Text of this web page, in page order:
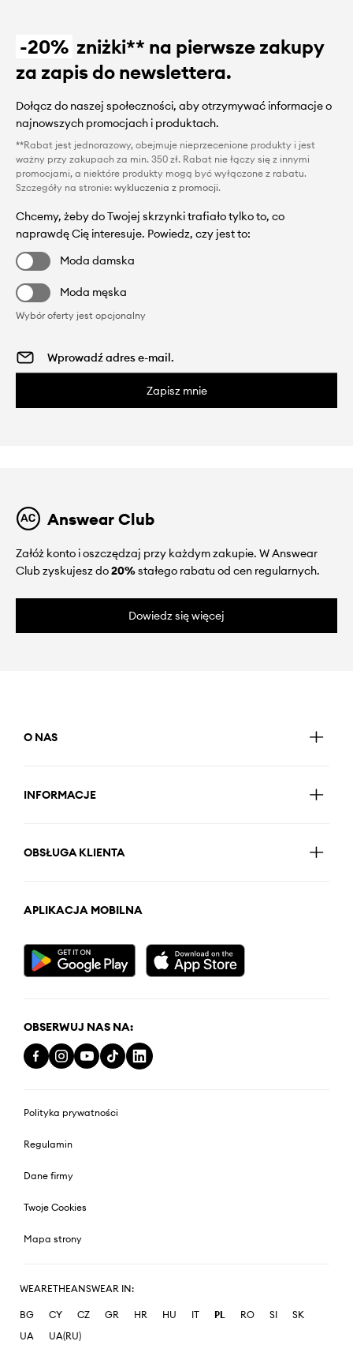
-20% zniżki** na pierwsze zakupy
za zapis do newslettera.
Dołącz do naszej społeczności, aby otrzymywać informacje o
najnowszych promocjach i produktach.
**Rabat jest jednorazowy, obejmuje nieprzecenione produkty i jest
ważny przy zakupach za min. 350 zł. Rabat nie łączy się z innymi
promocjami, a niektóre produkty mogą być wyłączone z rabatu.
Szczegóły na stronie: wykluczenia z promocji.
Chcemy, żeby do Twojej skrzynki trafiało tylko to, co
naprawdę Cię interesuje. Powiedz, czy jest to:
Moda damska
Moda męska
Wybór oferty jest opcjonalny
Zapisz mnie
Answear Club
Załóż konto i oszczędzaj przy każdym zakupie. W Answear
Club zyskujesz do20%stałego rabatu od cen regularnych.
Dowiedz się więcej
O NAS
INFORMACJE
OBSŁUGA KLIENTA
APLIKACJA MOBILNA
OBSERWUJ NAS NA:
Polityka prywatności
Regulamin
Dane firmy
Twoje Cookies
Mapa strony
WEARETHEANSWEAR IN:
BG CY CZ GR HR HU IT PL RO SI
SK
UA
UA(RU)